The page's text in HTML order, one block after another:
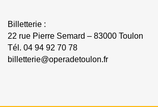
Billetterie :
22 rue Pierre Semard – 83000 Toulon
Tél. 04 94 92 70 78
billetterie@operadetoulon.fr